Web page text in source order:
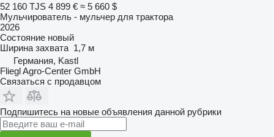
52 160 TJS 4 899 € ≈ 5 660 $
Мульчирователь - мульчер для трактора
2026
Состояние новый
Ширина захвата 1,7 м
Германия, Kastl
Fliegl Agro-Center GmbH
Связаться с продавцом
Подпишитесь на новые объявления данной рубрики